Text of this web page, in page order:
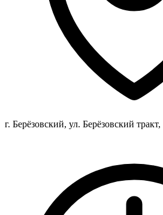
г. Берёзовский, ул. Берёзовский тракт,